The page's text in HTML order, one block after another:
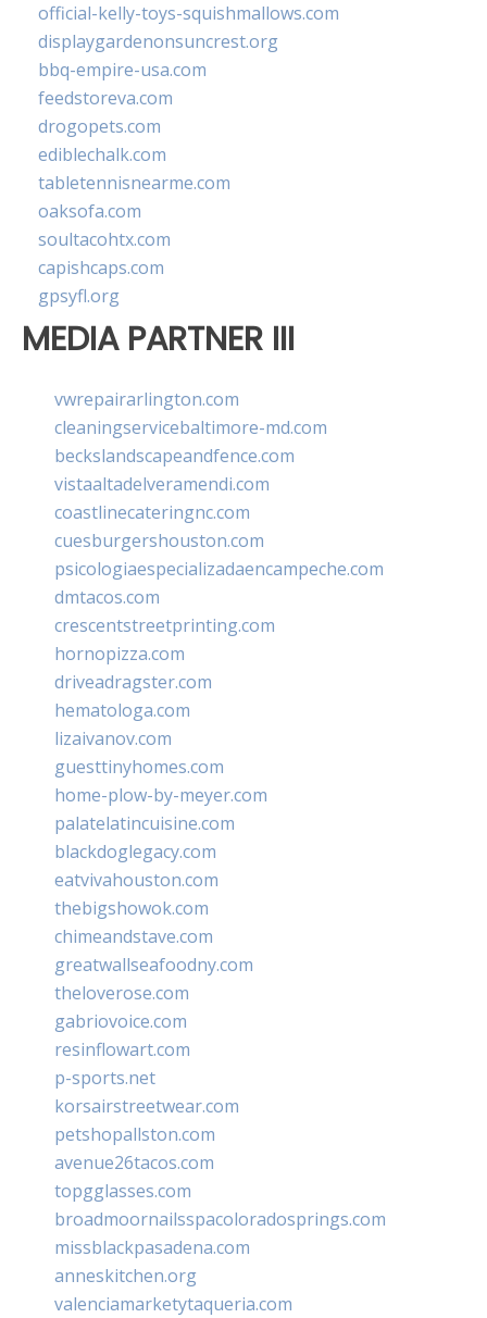
official-kelly-toys-squishmallows.com
displaygardenonsuncrest.org
bbq-empire-usa.com
feedstoreva.com
drogopets.com
ediblechalk.com
tabletennisnearme.com
oaksofa.com
soultacohtx.com
capishcaps.com
gpsyfl.org
MEDIA PARTNER III
vwrepairarlington.com
cleaningservicebaltimore-md.com
beckslandscapeandfence.com
vistaaltadelveramendi.com
coastlinecateringnc.com
cuesburgershouston.com
psicologiaespecializadaencampeche.com
dmtacos.com
crescentstreetprinting.com
hornopizza.com
driveadragster.com
hematologa.com
lizaivanov.com
guesttinyhomes.com
home-plow-by-meyer.com
palatelatincuisine.com
blackdoglegacy.com
eatvivahouston.com
thebigshowok.com
chimeandstave.com
greatwallseafoodny.com
theloverose.com
gabriovoice.com
resinflowart.com
p-sports.net
korsairstreetwear.com
petshopallston.com
avenue26tacos.com
topgglasses.com
broadmoornailsspacoloradosprings.com
missblackpasadena.com
anneskitchen.org
valenciamarketytaqueria.com